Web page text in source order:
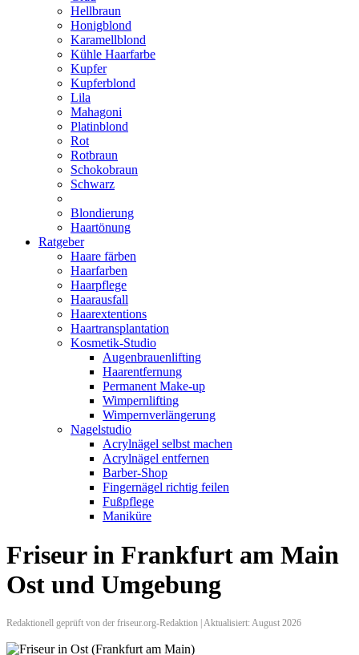
Hellbraun
Honigblond
Karamellblond
Kühle Haarfarbe
Kupfer
Kupferblond
Lila
Mahagoni
Platinblond
Rot
Rotbraun
Schokobraun
Schwarz
Blondierung
Haartönung
Ratgeber
Haare färben
Haarfarben
Haarpflege
Haarausfall
Haarextentions
Haartransplantation
Kosmetik-Studio
Augenbrauenlifting
Haarentfernung
Permanent Make-up
Wimpernlifting
Wimpernverlängerung
Nagelstudio
Acrylnägel selbst machen
Acrylnägel entfernen
Barber-Shop
Fingernägel richtig feilen
Fußpflege
Maniküre
Friseur in Frankfurt am Main
Ost und Umgebung
Redaktionell geprüft von der friseur.org-Redaktion | Aktualisiert: August 2026